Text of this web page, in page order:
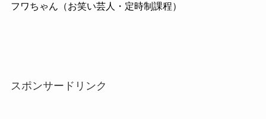
フワちゃん（お笑い芸人・定時制課程）
スポンサードリンク